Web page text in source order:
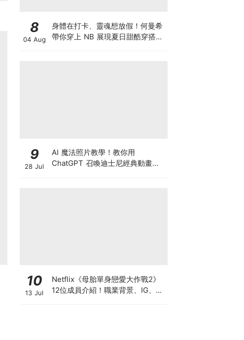
8
04 Aug
身體在打卡、靈魂想放假！何曼希
帶你穿上 NB 展現夏日甜酷穿搭
9
28 Jul
AI 魔法照片教學！教你用
ChatGPT 召喚迪士尼經典動畫，
10
13 Jul
Netflix《母胎單身戀愛大作戰2》
12位成員介紹！職業背景、IG、天